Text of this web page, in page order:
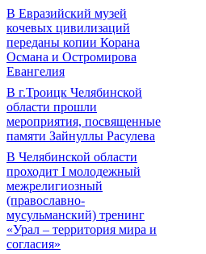
В Евразийский музей
кочевых цивилизаций
переданы копии Корана
Османа и Остромирова
Евангелия
В г.Троицк Челябинской
области прошли
мероприятия, посвященные
памяти Зайнуллы Расулева
В Челябинской области
проходит I молодежный
межрелигиозный
(православно-
мусульманский) тренинг
«Урал – территория мира и
согласия»